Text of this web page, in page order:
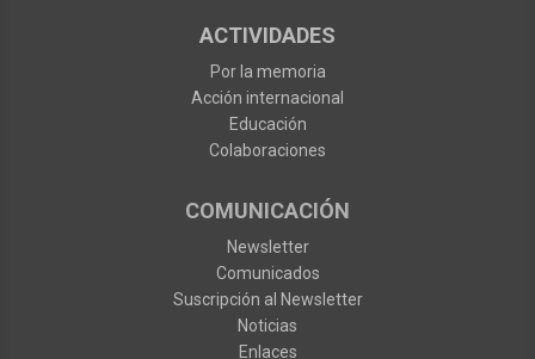
ACTIVIDADES
Por la memoria
Acción internacional
Educación
Colaboraciones
COMUNICACIÓN
Newsletter
Comunicados
Suscripción al Newsletter
Noticias
Enlaces